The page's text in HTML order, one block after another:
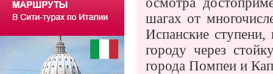
шагах от
Испанские
городу через
города Помпеи и